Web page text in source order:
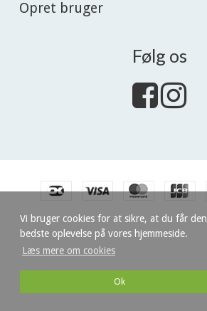
Vi bruger cookies for at sikre, at du får den
bedste oplevelse på vores hjemmeside.
Læs mere om cookies
Ok
Opret bruger
Følg os